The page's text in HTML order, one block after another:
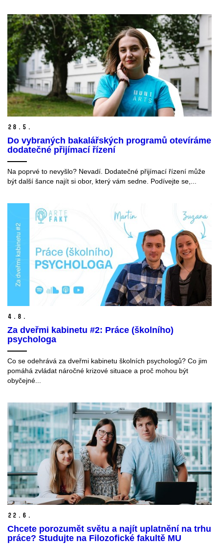
28. 5.
Do vybraných bakalářských programů otevíráme
dodatečné přijímací řízení
Na poprvé to nevyšlo? Nevadí. Dodatečné přijímací řízení může
být další šance najít si obor, který vám sedne. Podívejte se,...
4. 8.
Za dveřmi kabinetu #2: Práce (školního)
psychologa
Co se odehrává za dveřmi kabinetu školních psychologů? Co jim
pomáhá zvládat náročné krizové situace a proč mohou být
obyčejné...
22. 6.
Chcete porozumět světu a najít uplatnění na trhu
práce? Studujte na Filozofické fakultě MU